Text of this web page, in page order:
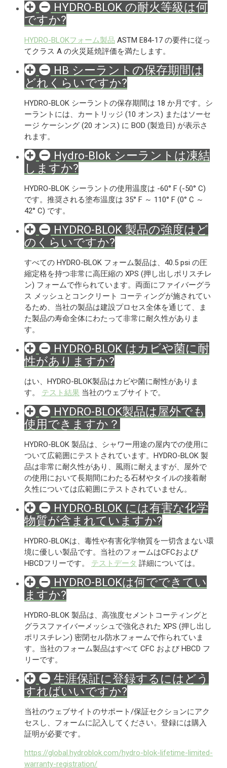
HYDRO-BLOK の耐火等級は何
ですか?
HYDRO-BLOKフォーム製品 ASTM E84-17 の要件に従っ
てクラス A の火災延焼評価を満たします。
HB シーラントの保存期間は
どれくらいですか?
HYDRO-BLOK シーラントの保存期間は 18 か月です。シ
ーラントには、カートリッジ (10 オンス) またはソーセ
ージ ケーシング (20 オンス) に BOD (製造日) が表示さ
れます。
Hydro-Blok シーラントは凍結
しますか?
HYDRO-BLOK シーラントの使用温度は -60° F (-50° C)
です。推奨される塗布温度は 35° F ～ 110° F (0° C ～
42° C) です。
HYDRO-BLOK 製品の強度はど
のくらいですか?
すべての HYDRO-BLOK フォーム製品は、40.5 psi の圧
縮定格を持つ非常に高圧縮の XPS (押し出しポリスチレ
ン) フォームで作られています。両面にファイバーグラ
ス メッシュとコンクリート コーティングが施されてい
るため、当社の製品は建設プロセス全体を通じて、ま
た製品の寿命全体にわたって非常に耐久性がありま
す。
HYDRO-BLOK はカビや菌に耐
性がありますか?
はい、HYDRO-BLOK製品はカビや菌に耐性がありま
す。 テスト結果 当社のウェブサイトで。
HYDRO-BLOK製品は屋外でも
使用できますか？
HYDRO-BLOK 製品は、シャワー用途の屋内での使用に
ついて広範囲にテストされています。HYDRO-BLOK 製
品は非常に耐久性があり、風雨に耐えますが、屋外で
の使用において長期間にわたる石材やタイルの接着耐
久性については広範囲にテストされていません。
HYDRO-BLOK には有害な化学
物質が含まれていますか?
HYDRO-BLOKは、毒性や有害化学物質を一切含まない環
境に優しい製品です。当社のフォームはCFCおよび
HBCDフリーです。 テストデータ 詳細については。
HYDRO-BLOKは何でできてい
ますか?
HYDRO-BLOK 製品は、高強度セメントコーティングと
グラスファイバーメッシュで強化された XPS (押し出し
ポリスチレン) 密閉セル防水フォームで作られていま
す。当社のフォーム製品はすべて CFC および HBCD フ
リーです。
生涯保証に登録するにはどう
すればいいですか?
当社のウェブサイトのサポート/保証セクションにアク
セスし、フォームに記入してください。登録には購入
証明が必要です。
https://global.hydroblok.com/hydro-blok-lifetime-limited-
warranty-registration/